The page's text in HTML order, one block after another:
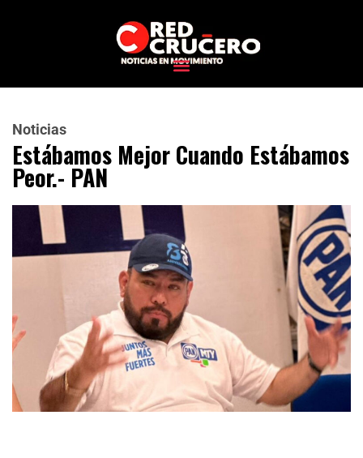
Noticias
Estábamos Mejor Cuando Estábamos
Peor.- PAN